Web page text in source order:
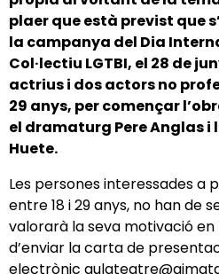
plaer que està previst que
la campanya del Dia
Col·lectiu LGTBI, el 28 de
actrius i dos actors no
29 anys, per començar
el dramaturg Pere Anglas i
Huete.
Les persones interessades a
entre 18 i 29 anys, no han de
valorarà la seva motivació
d’enviar la carta de
electrònic